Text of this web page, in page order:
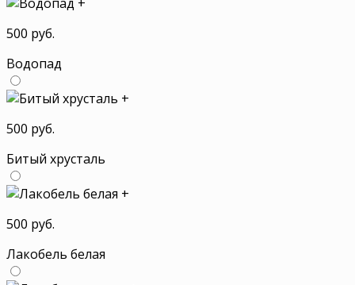
500 руб.
Водопад
+
500 руб.
Битый хрусталь
+
500 руб.
Лакобель белая